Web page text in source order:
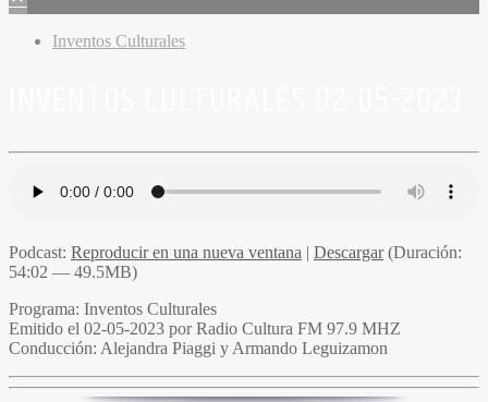
Inventos Culturales
Podcast: Reproducir en una nueva ventana | Descargar(Duración:
54:02 — 49.5MB)
Programa: Inventos Culturales
Emitido el 02-05-2023 por Radio Cultura FM 97.9 MHZ
Conducción: Alejandra Piaggi y Armando Leguizamon